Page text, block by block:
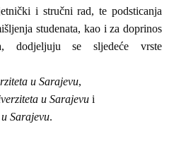
i stručni rad, te podsticanja
studenata, kao i za doprinos
dodjeljuju se sljedeće vrste
u Sarajevu,
u Sarajevu i
Sarajevu.